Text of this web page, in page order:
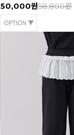
50,000원58,800원